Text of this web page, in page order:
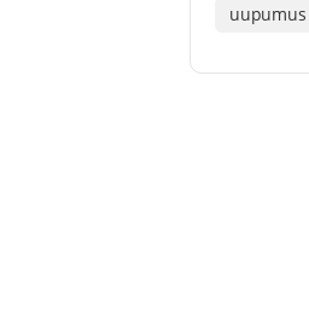
uupumus